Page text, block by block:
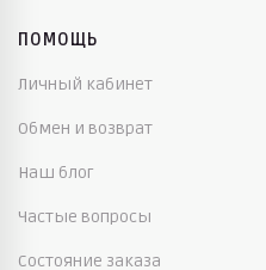
ПОМОЩЬ
Личный кабинет
Обмен и возврат
Наш блог
Частые вопросы
Состояние заказа